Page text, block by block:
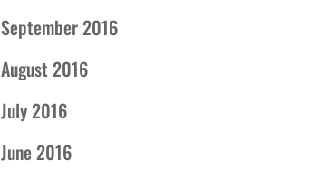
September 2016
August 2016
July 2016
June 2016